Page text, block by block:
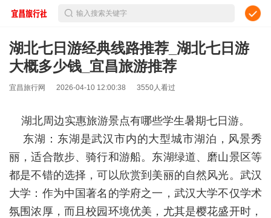
输入搜索关键字
湖北七日游经典线路推荐_湖北七日游
大概多少钱_宜昌旅游推荐
宜昌旅行网 2026-04-10 12:00:38 3550人看过
湖北周边实惠旅游景点有哪些学生暑期七日游。
东湖：东湖是武汉市内的大型城市湖泊，风景秀
丽，适合散步、骑行和游船。东湖绿道、磨山景区等
都是不错的选择，可以欣赏到美丽的自然风光。武汉
大学：作为中国著名的学府之一，武汉大学不仅学术
氛围浓厚，而且校园环境优美，尤其是樱花盛开时，